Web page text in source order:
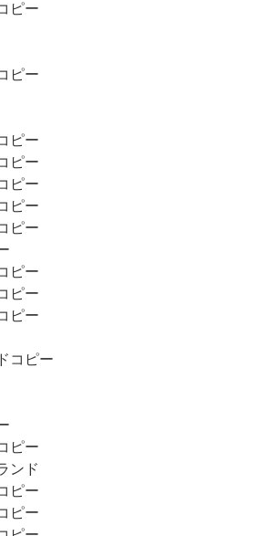
ピー
ピー
ピー
ピー
ピー
ピー
ピー
ピー
ピー
ピー
コピー
ピー
ンド
ピー
ピー